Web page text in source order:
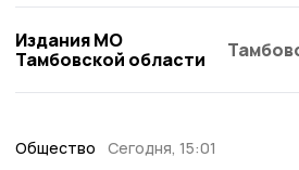
Издания МО
Тамбовской области
Общество Сегодня, 15:01